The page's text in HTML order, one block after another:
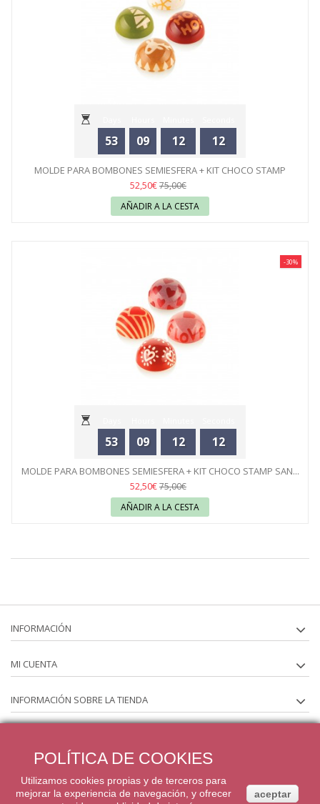
53 09 12 12
MOLDE PARA BOMBONES SEMIESFERA + KIT CHOCO STAMP
NAVIDAD...
52,50€75,00€
AÑADIR A LA CESTA
53 09 12 12
-30%
MOLDE PARA BOMBONES SEMIESFERA + KIT CHOCO STAMP SAN...
52,50€75,00€
AÑADIR A LA CESTA
INFORMACIÓN
MI CUENTA
INFORMACIÓN SOBRE LA TIENDA
POLÍTICA DE COOKIES
Utilizamos cookies propias y de terceros para
mejorar la experiencia de navegación, y ofrecer
aceptar